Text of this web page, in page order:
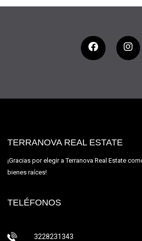
TERRANOVA REAL ESTATE
¡Gracias por elegir a Terranova Real Estate
bienes raíces!
TELÉFONOS
3228231343